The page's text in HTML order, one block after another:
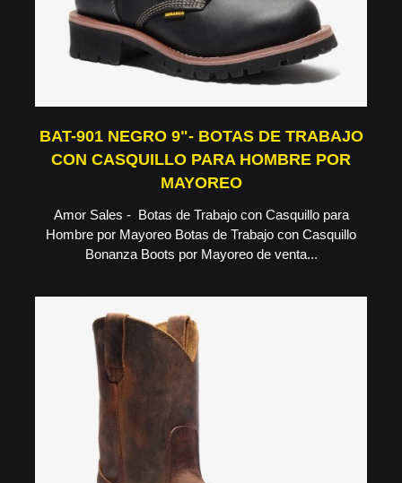
BAT-901 NEGRO 9"- BOTAS DE TRABAJO
CON CASQUILLO PARA HOMBRE POR
MAYOREO
Amor Sales - Botas de Trabajo con Casquillo para
Hombre por Mayoreo Botas de Trabajo con Casquillo
Bonanza Boots por Mayoreo de venta...